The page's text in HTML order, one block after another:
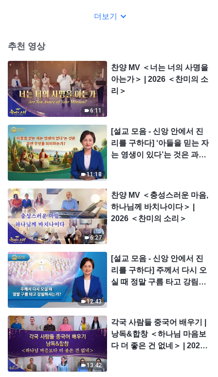
더보기
추천 영상
6:11
찬양 MV ＜너는 너의 사명을
아는가＞ | 2026 ＜찬미의 소
리＞
11:18
[설교 모음 - 신앙 안에서 진
리를 구하다] ‘아들을 믿는 자
는 영생이 있다’는 것은 과연
6:27
찬양 MV ＜충성스러운 마음,
하나님께 바치나이다＞ |
2026 ＜찬미의 소리＞
12:43
[설교 모음 - 신앙 안에서 진
리를 구하다] 주께서 다시 오
실 때 정말 구름 타고 강림하
13:42
각국 사람들 중국어 배우기 |
낭독&합창 ＜하나님 마음보
다 더 좋은 건 없네＞ | 2026